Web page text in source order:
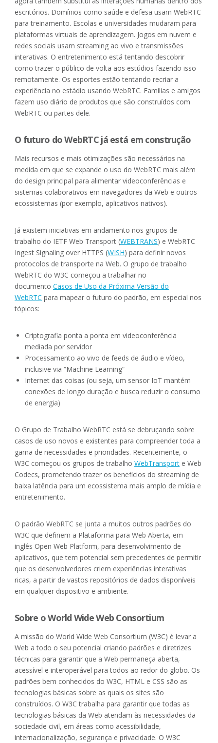
escritórios. Domínios como saúde e defesa usam WebRTC
para treinamento. Escolas e universidades mudaram para
plataformas virtuais de aprendizagem. Jogos em nuvem e
redes sociais usam streaming ao vivo e transmissões
interativas. O entretenimento está tentando descobrir
como trazer o público de volta aos estúdios fazendo isso
remotamente. Os esportes estão tentando recriar a
experiência no estádio usando WebRTC. Famílias e amigos
fazem uso diário de produtos que são construídos com
WebRTC ou partes dele.
O futuro do WebRTC já está em construção
Mais recursos e mais otimizações são necessários na
medida em que se expande o uso do WebRTC mais além
do design principal para alimentar videoconferências e
sistemas colaborativos em navegadores da Web e outros
ecossistemas (por exemplo, aplicativos nativos).
Já existem iniciativas em andamento nos grupos de
trabalho do IETF Web Transport (WEBTRANS) e WebRTC
Ingest Signaling over HTTPS (WISH) para definir novos
protocolos de transporte na Web. O grupo de trabalho
WebRTC do W3C começou a trabalhar no
documento Casos de Uso da Próxima Versão do
WebRTC para mapear o futuro do padrão, em especial nos
tópicos:
Criptografia ponta a ponta em videoconferência
mediada por servidor
Processamento ao vivo de feeds de áudio e vídeo,
inclusive via “Machine Learning”
Internet das coisas (ou seja, um sensor IoT mantém
conexões de longo duração e busca reduzir o consumo
de energia)
O Grupo de Trabalho WebRTC está se debruçando sobre
casos de uso novos e existentes para compreender toda a
gama de necessidades e prioridades. Recentemente, o
W3C começou os grupos de trabalho WebTransport e Web
Codecs, prometendo trazer os benefícios do streaming de
baixa latência para um ecossistema mais amplo de mídia e
entretenimento.
O padrão WebRTC se junta a muitos outros padrões do
W3C que definem a Plataforma para Web Aberta, em
inglês Open Web Platform, para desenvolvimento de
aplicativos, que tem potencial sem precedentes de permitir
que os desenvolvedores criem experiências interativas
ricas, a partir de vastos repositórios de dados disponíveis
em qualquer dispositivo e ambiente.
Sobre o World Wide Web Consortium
A missão do World Wide Web Consortium (W3C) é levar a
Web a todo o seu potencial criando padrões e diretrizes
técnicas para garantir que a Web permaneça aberta,
acessível e interoperável para todos ao redor do globo. Os
padrões bem conhecidos do W3C, HTML e CSS são as
tecnologias básicas sobre as quais os sites são
construídos. O W3C trabalha para garantir que todas as
tecnologias básicas da Web atendam às necessidades da
sociedade civil, em áreas como acessibilidade,
internacionalização, segurança e privacidade. O W3C